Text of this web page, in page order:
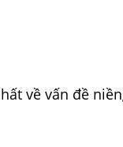
về vấn đề